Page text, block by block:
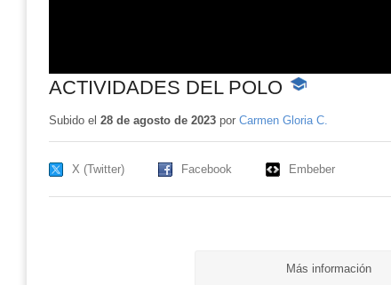
ACTIVIDADES DEL POLO
-
educativo
Subido el 28 de agosto de 2023por Carmen Gloria C.
X (Twitter) Facebook Embeber
Más información